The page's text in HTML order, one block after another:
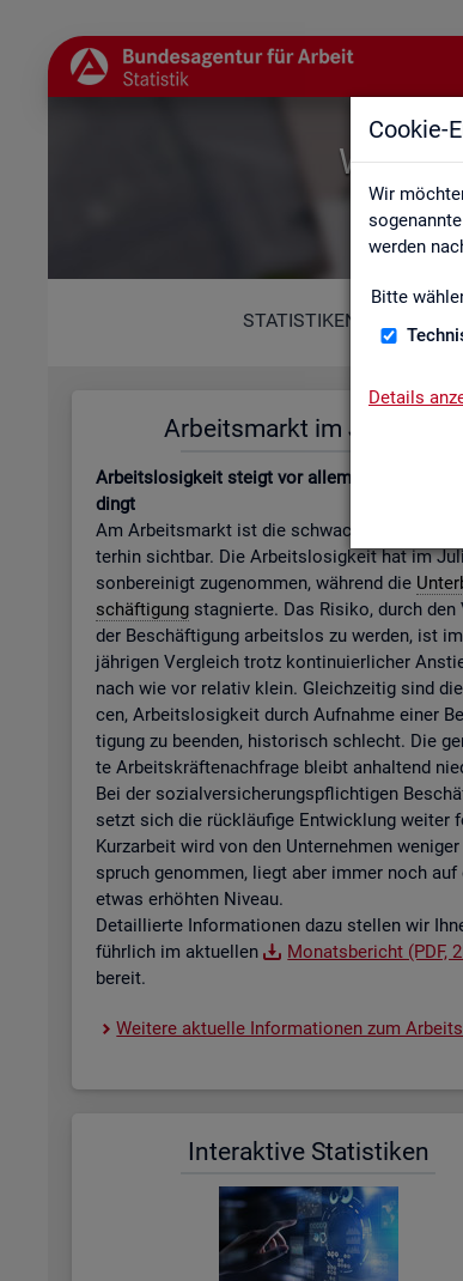
Cookie-
Wir
werden
Bitte
Details
STATISTIKEN
Ar­beits­markt im Juli 2026
Ar­beits­lo­sig­keit steigt vor allem jah­res­zeit­lich
dingt
Am Ar­beits­markt ist die schwa­che Kon­junk­tur
ter­hin sicht­bar. Die Ar­beits­lo­sig­keit hat im
son­be­rei­nigt zu­ge­nom­men, wäh­rend die
schäf­ti­gung sta­gnier­te. Das Ri­si­ko, durch den
der Be­schäf­ti­gung ar­beits­los zu wer­den, ist
jäh­ri­gen Ver­gleich trotz kon­ti­nu­ier­li­cher
nach wie vor re­la­tiv klein. Gleich­zei­tig sind
cen, Ar­beits­lo­sig­keit durch Auf­nah­me einer
ti­gung zu be­en­den, his­to­risch schlecht. Die
te Ar­beits­kräf­te­nach­fra­ge bleibt an­hal­tend
Bei der so­zi­al­ver­si­che­rungs­pflich­ti­gen
setzt sich die rück­läu­fi­ge Ent­wick­lung wei­ter
Kurz­ar­beit wird von den Un­ter­neh­men
spruch ge­nom­men, liegt aber immer noch auf
etwas er­höh­ten Ni­veau.
De­tail­lier­te In­for­ma­tio­nen dazu stel­len wir
führ­lich im ak­tu­el­len
Mo­nats­be­richt (PDF,
be­reit.
Wei­te­re ak­tu­el­le In­for­ma­tio­nen zum
In­ter­ak­ti­ve Sta­tis­ti­ken